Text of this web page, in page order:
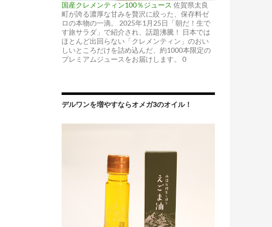
国産クレメンティン100％ジュース 佐賀県太良
町が誇る濃厚な甘みを贅沢に絞った、保存料ゼ
ロの本物の一滴。 2025年1月25日「朝だ！生で
す旅サラダ」で紹介され、話題沸騰！ 日本では
ほとんど出回らない「クレメンティン」のおい
しいところだけを詰め込んだ、約1000本限定の
プレミアムジュースをお届けします。 0
デルワンを増やすならオメガ3のオイル！